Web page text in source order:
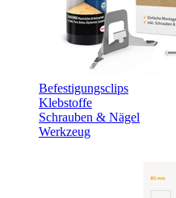
Befestigungsclips
Klebstoffe
Schrauben & Nägel
Werkzeug